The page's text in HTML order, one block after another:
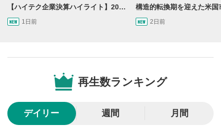
一時停止します。
2
再生/一時停止
動画を再生または一時停止します。
10秒戻し/10秒送り
10秒、動画を巻き戻し/早送りします。
シークバー
【ハイテク企業決算ハイライト】2027年分のメモリに売切れ報道!?＜米国マーケットダイジェスト8/5号＞
1日前 2日前
再生数ランキング
デイリー 週間 月間